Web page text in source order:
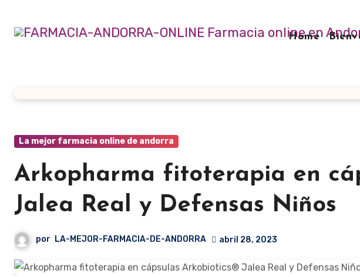
contenido
Home
La mejor farmacia online de andorra
Arkopharma fitoterapia en
Jalea Real y Defensas Niños
por LA-MEJOR-FARMACIA-DE-ANDORRA abril 28, 2023